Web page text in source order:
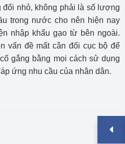
nhỏ, không phải là số lượng
trong nước cho nên hiện nay
nhập khẩu gạo từ bên ngoài.
vấn đề mất cân đối cục bộ để
gắng bằng mọi cách sử dụng
ứng nhu cầu của nhân dân.